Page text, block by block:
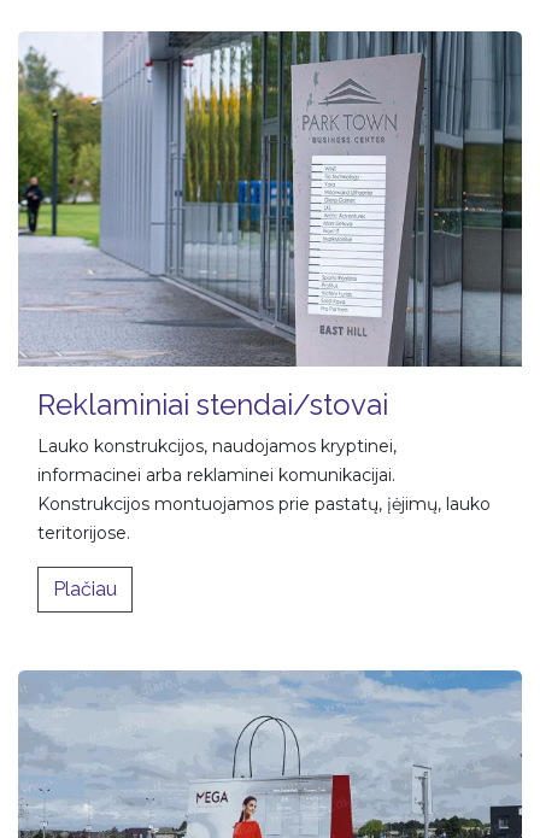
Reklaminiai stendai/stovai
Lauko konstrukcijos, naudojamos kryptinei,
informacinei arba reklaminei komunikacijai.
Konstrukcijos montuojamos prie pastatų, įėjimų, lauko
teritorijose.
Plačiau